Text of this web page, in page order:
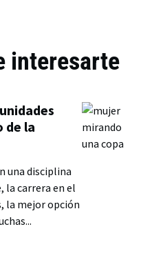
interesarte
de la
una disciplina
la carrera en el
la mejor opción